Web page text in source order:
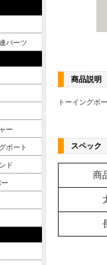
商品説明
トーイングボ
スペック
商
パーツ
ー
ボート
ド